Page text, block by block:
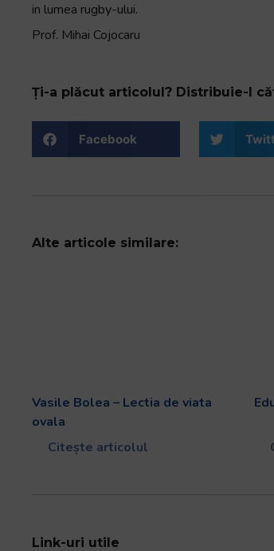
navigate
content.
in lumea rugby-ului.
Prof. Mihai Cojocaru
Ți-a plăcut articolul? Distribuie-l
Facebook
Alte articole similare:
Vasile Bolea – Lectia de viata
ovala
Citește articolul
Link-uri utile